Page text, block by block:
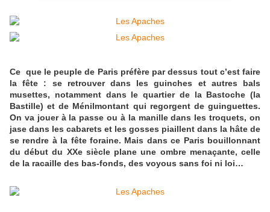
Ce que le peuple de Paris préfère par dessus tout c’est faire
la fête : se retrouver dans les guinches et autres bals
musettes, notamment dans le quartier de la Bastoche (la
Bastille) et de Ménilmontant qui regorgent de guinguettes.
On va jouer à la passe ou à la manille dans les troquets, on
jase dans les cabarets et les gosses piaillent dans la hâte de
se rendre à la fête foraine. Mais dans ce Paris bouillonnant
du début du XXe siècle plane une ombre menaçante, celle
de la racaille des bas-fonds, des voyous sans foi ni loi…